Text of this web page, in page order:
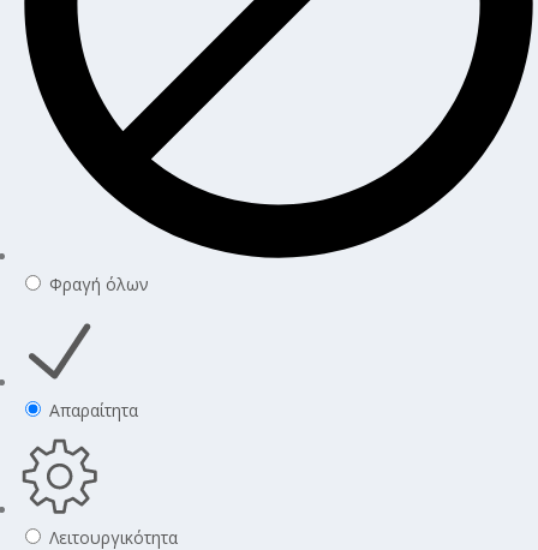
Φραγή όλων
Απαραίτητα
Λειτουργικότητα